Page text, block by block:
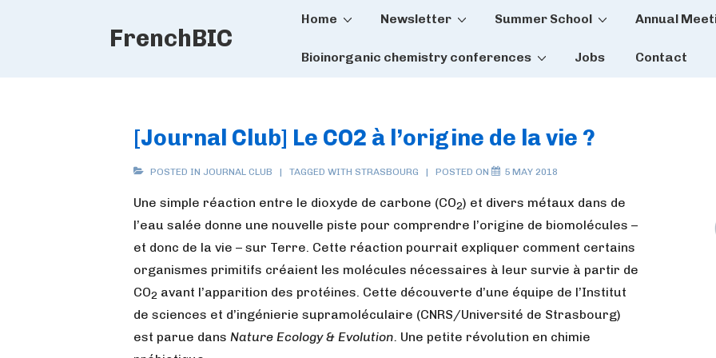
FrenchBIC
Main
Home Newsletter Summer School Annual
Bioinorganic chemistry conferences Jobs Contact
[Journal Club] Le CO2 à l’origine de la vie ?
POSTED IN JOURNAL CLUB TAGGED WITH STRASBOURG POSTED ON 5 MAY 2018
Une simple réaction entre le dioxyde de carbone (CO2) et divers métaux dans de
l’eau salée donne une nouvelle piste pour comprendre l’origine de biomolécules –
et donc de la vie – sur Terre. Cette réaction pourrait expliquer comment certains
organismes primitifs créaient les molécules nécessaires à leur survie à partir de
CO2 avant l’apparition des protéines. Cette découverte d’une équipe de l’Institut
de sciences et d’ingénierie supramoléculaire (CNRS/Université de Strasbourg)
est parue dans Nature Ecology & Evolution. Une petite révolution en chimie